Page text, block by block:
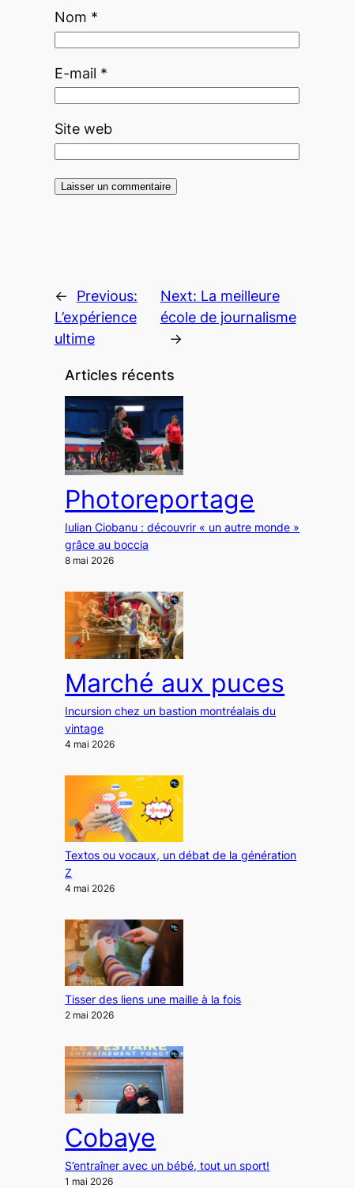
Nom *
E-mail *
Site web
←
Previous:
L’expérience
ultime
Next: La meilleure
école de journalisme
→
Articles récents
Photoreportage
Iulian Ciobanu : découvrir « un autre monde »
grâce au boccia
8 mai 2026
Marché aux puces
Incursion chez un bastion montréalais du
vintage
4 mai 2026
Textos ou vocaux, un débat de la génération
Z
4 mai 2026
Tisser des liens une maille à la fois
2 mai 2026
Cobaye
S’entraîner avec un bébé, tout un sport!
1 mai 2026